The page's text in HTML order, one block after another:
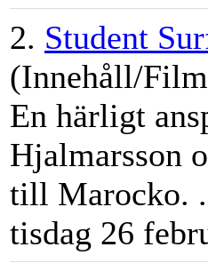
2. Student
(Innehåll/
En härligt
Hjalmarsson
till Marocko.
tisdag 26